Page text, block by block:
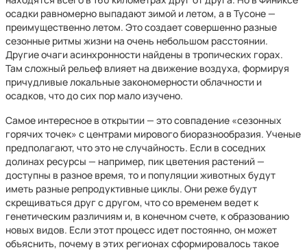
осадки равномерно выпадают зимой и летом, а в Тусоне —
преимущественно летом. Это создает совершенно разные
сезонные ритмы жизни на очень небольшом расстоянии.
Другие очаги асинхронности найдены в тропических горах.
Там сложный рельеф влияет на движение воздуха, формируя
причудливые локальные закономерности облачности и
осадков, что до сих пор мало изучено.
Самое интересное в открытии — это совпадение «сезонных
горячих точек» с центрами мирового биоразнообразия. Ученые
предполагают, что это не случайность. Если в соседних
долинах ресурсы — например, пик цветения растений —
доступны в разное время, то и популяции животных будут
иметь разные репродуктивные циклы. Они реже будут
скрещиваться друг с другом, что со временем ведет к
генетическим различиям и, в конечном счете, к образованию
новых видов. Если этот процесс идет постоянно, он может
объяснить, почему в этих регионах сформировалось такое